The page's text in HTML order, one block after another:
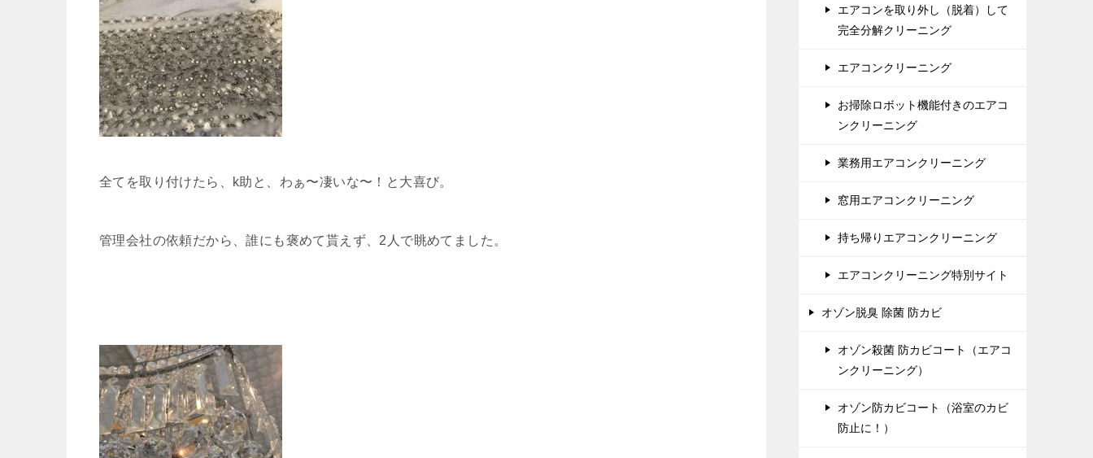
全てを取り付けたら、k助と、わぁ〜凄いな〜！と大喜び。
管理会社の依頼だから、誰にも褒めて貰えず、2人で眺めてました。
エアコンを取り外し（脱着）して
完全分解クリーニング
エアコンクリーニング
お掃除ロボット機能付きのエアコ
ンクリーニング
業務用エアコンクリーニング
窓用エアコンクリーニング
持ち帰りエアコンクリーニング
エアコンクリーニング特別サイト
オゾン脱臭 除菌 防カビ
オゾン殺菌 防カビコート（エアコ
ンクリーニング）
オゾン防カビコート（浴室のカビ
防止に！）